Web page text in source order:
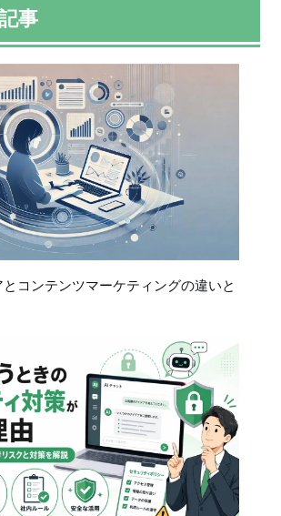
事
コンテンツマーケティングの違いと